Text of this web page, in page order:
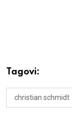
Tagovi:
christian schmidt